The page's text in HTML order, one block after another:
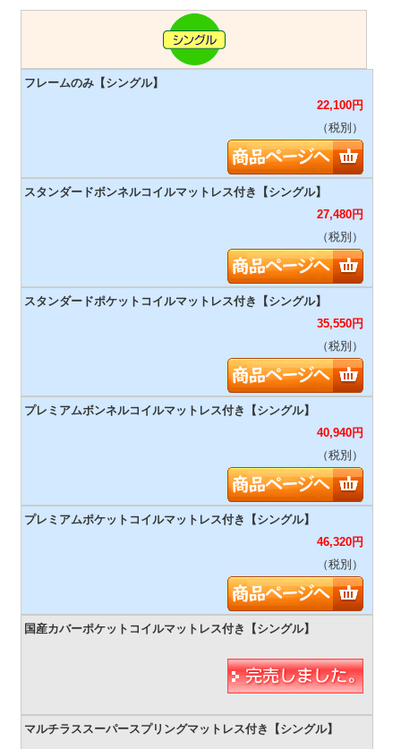
22,100円
（税別）
27,480円
（税別）
35,550円
（税別）
40,940円
（税別）
46,320円
（税別）